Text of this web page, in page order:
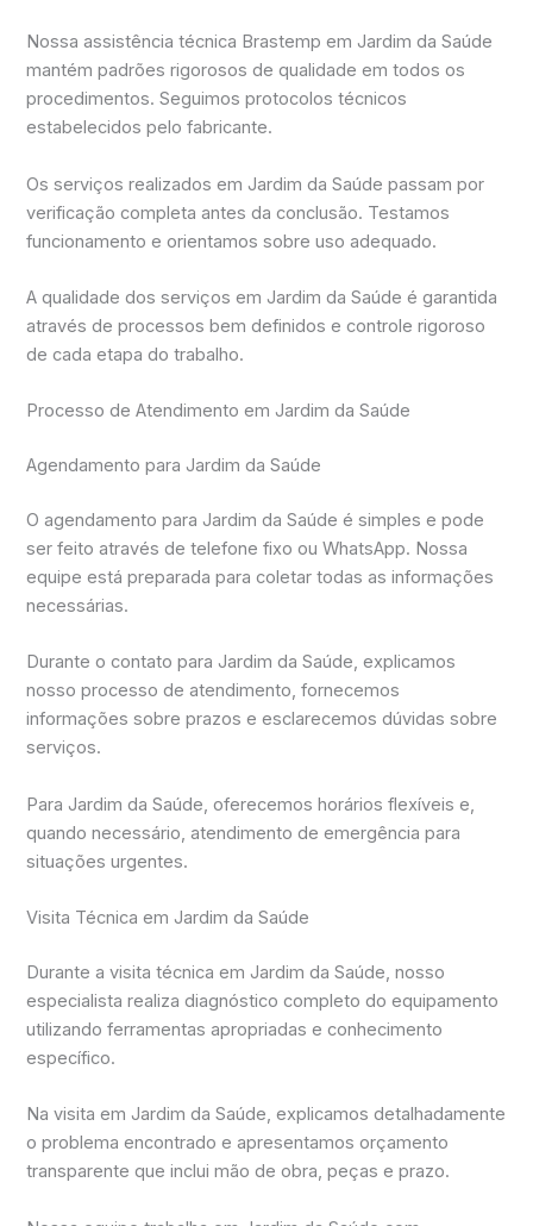
Nossa assistência técnica Brastemp em Jardim da Saúde
mantém padrões rigorosos de qualidade em todos os
procedimentos. Seguimos protocolos técnicos
estabelecidos pelo fabricante.
Os serviços realizados em Jardim da Saúde passam por
verificação completa antes da conclusão. Testamos
funcionamento e orientamos sobre uso adequado.
A qualidade dos serviços em Jardim da Saúde é garantida
através de processos bem definidos e controle rigoroso
de cada etapa do trabalho.
Processo de Atendimento em Jardim da Saúde
Agendamento para Jardim da Saúde
O agendamento para Jardim da Saúde é simples e pode
ser feito através de telefone fixo ou WhatsApp. Nossa
equipe está preparada para coletar todas as informações
necessárias.
Durante o contato para Jardim da Saúde, explicamos
nosso processo de atendimento, fornecemos
informações sobre prazos e esclarecemos dúvidas sobre
serviços.
Para Jardim da Saúde, oferecemos horários flexíveis e,
quando necessário, atendimento de emergência para
situações urgentes.
Visita Técnica em Jardim da Saúde
Durante a visita técnica em Jardim da Saúde, nosso
especialista realiza diagnóstico completo do equipamento
utilizando ferramentas apropriadas e conhecimento
específico.
Na visita em Jardim da Saúde, explicamos detalhadamente
o problema encontrado e apresentamos orçamento
transparente que inclui mão de obra, peças e prazo.